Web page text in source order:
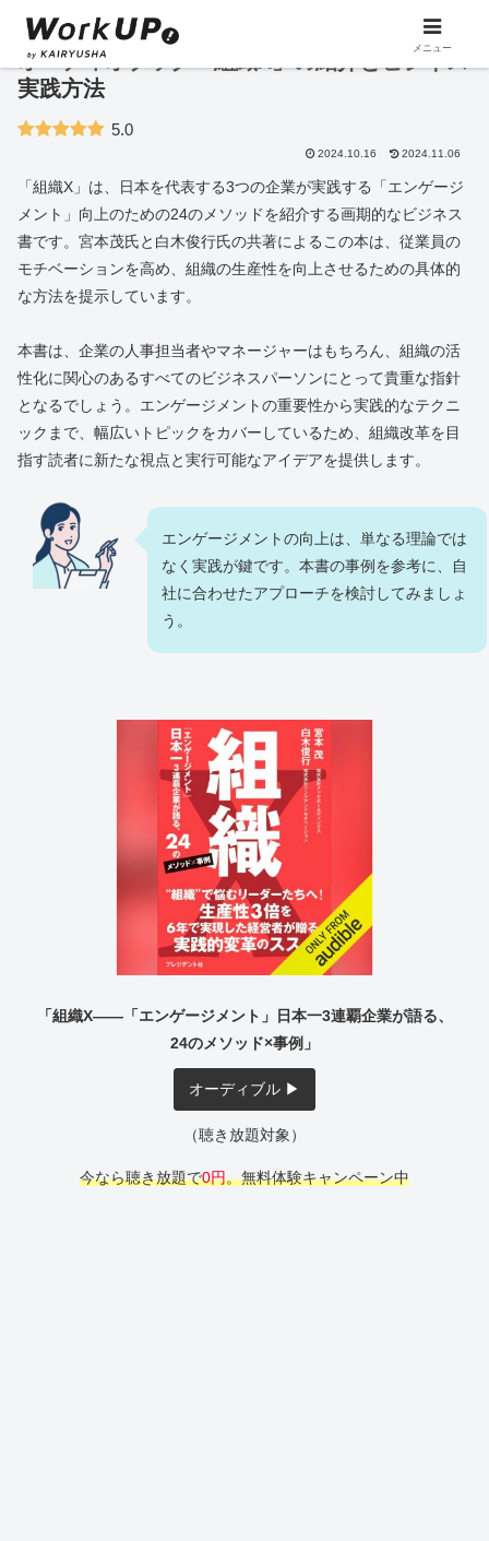
オーディオブック「組織X」の紹介とビジネス
実践方法
5.0
2024.10.16 2024.11.06
「組織X」は、日本を代表する3つの企業が実践する「エンゲージ
メント」向上のための24のメソッドを紹介する画期的なビジネス
書です。宮本茂氏と白木俊行氏の共著によるこの本は、従業員の
モチベーションを高め、組織の生産性を向上させるための具体的
な方法を提示しています。
本書は、企業の人事担当者やマネージャーはもちろん、組織の活
性化に関心のあるすべてのビジネスパーソンにとって貴重な指針
となるでしょう。エンゲージメントの重要性から実践的なテクニ
ックまで、幅広いトピックをカバーしているため、組織改革を目
指す読者に新たな視点と実行可能なアイデアを提供します。
エンゲージメントの向上は、単なる理論では
なく実践が鍵です。本書の事例を参考に、自
社に合わせたアプローチを検討してみましょ
う。
「組織X――「エンゲージメント」日本一3連覇企業が語る、
24のメソッド×事例」
オーディブル ▶︎
（聴き放題対象）
今なら聴き放題で0円。無料体験キャンペーン中
メニュー